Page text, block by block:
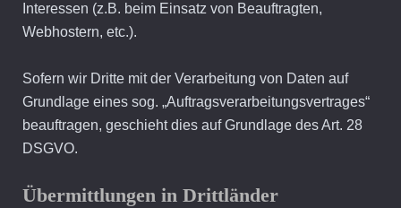
Interessen (z.B. beim Einsatz von Beauftragten,
Webhostern, etc.).
Sofern wir Dritte mit der Verarbeitung von Daten auf
Grundlage eines sog. „Auftragsverarbeitungsvertrages“
beauftragen, geschieht dies auf Grundlage des Art. 28
DSGVO.
Übermittlungen in Drittländer